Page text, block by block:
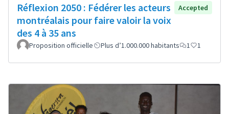
Réflexion 2050 : Fédérer les acteurs
montréalais pour faire valoir la voix
des 4 à 35 ans
Accepted
Proposition officielle Plus d’1.000.000 habitants 1 1